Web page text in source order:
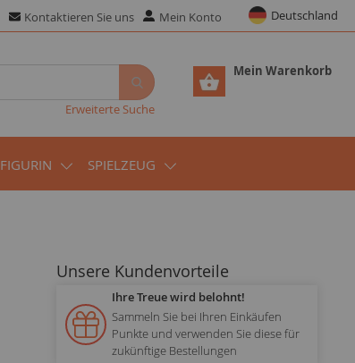
Kontaktieren Sie uns Mein Konto Deutschland
Mein Warenkorb
Erweiterte Suche
FIGURIN SPIELZEUG
Unsere Kundenvorteile
Ihre Treue wird belohnt!
Sammeln Sie bei Ihren Einkäufen
Punkte und verwenden Sie diese für
zukünftige Bestellungen